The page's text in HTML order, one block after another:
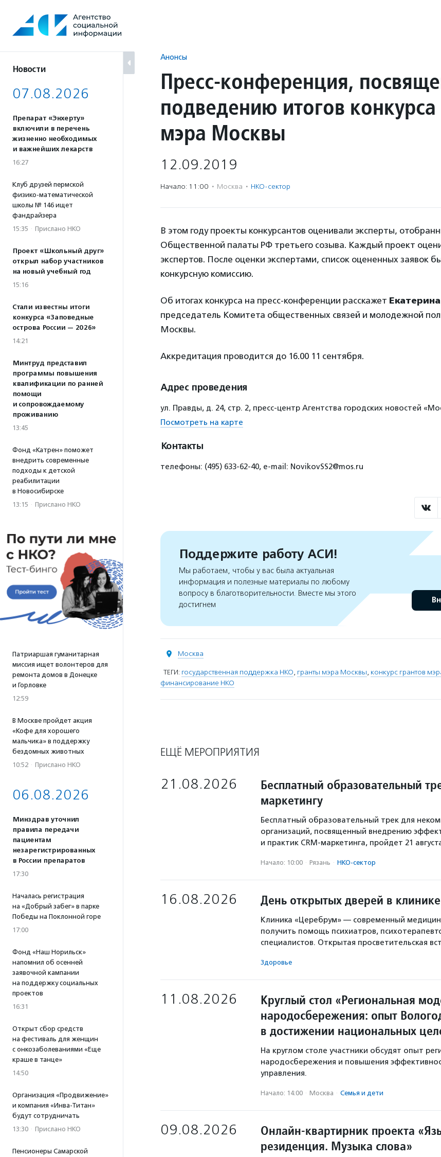
содержанию
Новости
07.08.2026
Препарат «Энхерту»
включили в перечень
жизненно необходимых
и важнейших лекарств
16:27
Клуб друзей пермской
физико-математической
школы № 146 ищет
фандрайзера
15:35 · Прислано НКО
Проект «Школьный друг»
открыл набор участников
на новый учебный год
15:16
Стали известны итоги
конкурса «Заповедные
острова России — 2026»
14:21
Минтруд представил
программы повышения
квалификации по ранней
помощи
и сопровождаемому
проживанию
13:45
Фонд «Катрен» поможет
внедрить современные
подходы к детской
реабилитации
в Новосибирске
13:15 · Прислано НКО
Патриаршая гуманитарная
миссия ищет волонтеров для
ремонта домов в Донецке
и Горловке
12:59
В Москве пройдет акция
«Кофе для хорошего
мальчика» в поддержку
бездомных животных
10:52 · Прислано НКО
06.08.2026
Минздрав уточнил
правила передачи
пациентам
незарегистрированных
в России препаратов
17:30
Началась регистрация
на «Добрый забег» в парке
Победы на Поклонной горе
17:00
Фонд «Наш Норильск»
напомнил об осенней
заявочной кампании
на поддержку социальных
проектов
16:31
Открыт сбор средств
на фестиваль для женщин
с онкозаболеваниями «Еще
краше в танце»
14:50
Организация «Продвижение»
и компания «Инва-Титан»
будут сотрудничать
13:30 · Прислано НКО
Пенсионеры Самарской
Анонсы
Пресс-конференция,
подведению итогов конкурса
мэра Москвы
12.09.2019
Начало: 11:00 · Москва · НКО-сектор
В этом году проекты конкурсантов оценивали эксперты,
Общественной палаты РФ третьего созыва. Каждый проект
экспертов. После оценки экспертами, список оцененных заявок
конкурсную комиссию. ​
Об итогах конкурса на пресс-конференции расскажет
председатель Комитета общественных связей и молодежной
Москвы.
Аккредитация проводится до 16.00 11 сентября.
Адрес проведения
ул. Правды, д. 24, стр. 2, пресс-центр Агентства городских новостей
Посмотреть на карте
Контакты
телефоны: (495) 633-62-40, e-mail: NovikovSS2@mos.ru
Поддержите работу АСИ!
Мы работаем, чтобы у вас была актуальная
информация и полезные материалы по любому
вопросу в благотворительности. Вместе мы этого
достигнем
Москва
ТЕГИ: государственная поддержка НКО, гранты мэра Москвы, конкурс грантов
финансирование НКО
ЕЩЁ МЕРОПРИЯТИЯ
21.08.2026
Бесплатный образовательный
маркетингу
Бесплатный образовательный трек для
организаций, посвященный внедрению
и практик CRM-маркетинга, пройдет 21
Начало: 10:00 · Рязань · НКО-сектор
16.08.2026 День открытых дверей в
Клиника «Церебрум» — современный
получить помощь психиатров,
специалистов. Открытая просветительская
Здоровье
11.08.2026
Круглый стол «Региональная
народосбережения: опыт
в достижении национальных
На круглом столе участники обсудят опыт
народосбережения и повышения
управления.
Начало: 14:00 · Москва · Семья и дети
09.08.2026
Онлайн-квартирник проекта
резиденция. Музыка слова»